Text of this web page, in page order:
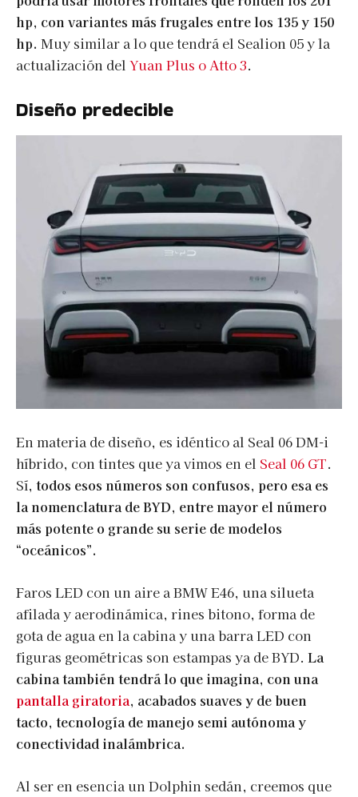
hp, con variantes más frugales entre los 135 y 150
hp. Muy similar a lo que tendrá el Sealion 05 y la
actualización del Yuan Plus o Atto 3.
Diseño predecible
En materia de diseño, es idéntico al Seal 06 DM-i
híbrido, con tintes que ya vimos en el Seal 06 GT.
Sí, todos esos números son confusos, pero esa es
la nomenclatura de BYD, entre mayor el número
más potente o grande su serie de modelos
“oceánicos”.
Faros LED con un aire a BMW E46, una silueta
afilada y aerodinámica, rines bitono, forma de
gota de agua en la cabina y una barra LED con
figuras geométricas son estampas ya de BYD. La
cabina también tendrá lo que imagina, con una
pantalla giratoria, acabados suaves y de buen
tacto, tecnología de manejo semi autónoma y
conectividad inalámbrica.
Al ser en esencia un Dolphin sedán, creemos que